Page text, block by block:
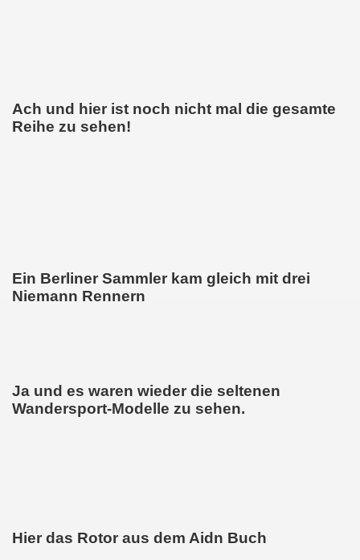
Ach und hier ist noch nicht mal die gesamte
Reihe zu sehen!
Ein Berliner Sammler kam gleich mit drei
Niemann Rennern
Ja und es waren wieder die seltenen
Wandersport-Modelle zu sehen.
Hier das Rotor aus dem Aidn Buch